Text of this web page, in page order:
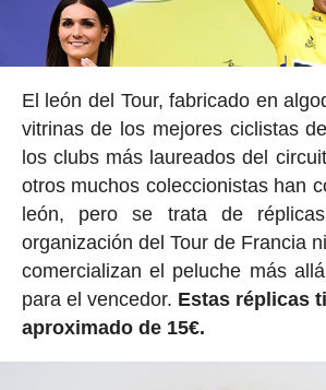
El león del Tour, fabricado en
vitrinas de los mejores ciclistas
los clubs más laureados del
otros muchos coleccionistas han
león, pero se trata de
organización del Tour de Francia
comercializan el peluche más
para el vencedor. Estas réplicas
aproximado de 15€.